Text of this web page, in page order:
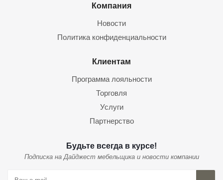
Компания
Новости
Политика конфиденциальности
Клиентам
Программа лояльности
Торговля
Услуги
Партнерство
Будьте всегда в курсе!
Подписка на Дайджест мебельщика и новости компании